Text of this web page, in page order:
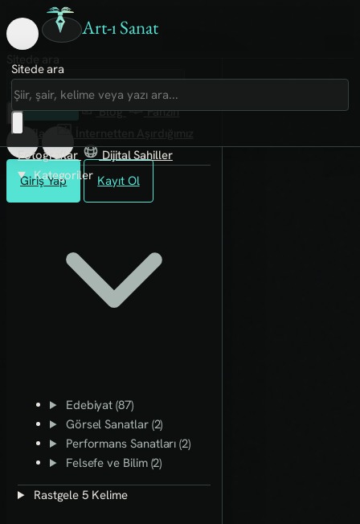
Art-ı Sanat
Giriş Yap Kayıt Ol
Sitede ara
Art-ı Sosyal
İmece
Kütüphane
Blog
Fanzin
Rafları
Fotoğraflar
Dijital Sahiller
Kategoriler
Edebiyat (87)
Görsel Sanatlar (2)
Performans Sanatları (2)
Felsefe ve Bilim (2)
Rastgele 5 Kelime